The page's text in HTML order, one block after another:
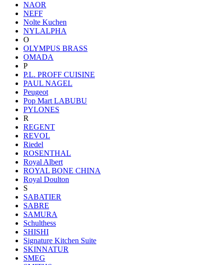
NAOR
NEFF
Nolte Kuchen
NYLALPHA
O
OLYMPUS BRASS
OMADA
P
P.L. PROFF CUISINE
PAUL NAGEL
Peugeot
Pop Mart LABUBU
PYLONES
R
REGENT
REVOL
Riedel
ROSENTHAL
Royal Albert
ROYAL BONE CHINA
Royal Doulton
S
SABATIER
SABRE
SAMURA
Schulthess
SHISHI
Signature Kitchen Suite
SKINNATUR
SMEG